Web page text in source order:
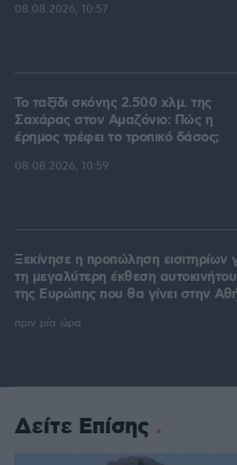
08.08.2026, 10:57
Το ταξίδι σκόνης 2.500 χλμ. της
Σαχάρας στον Αμαζόνιο: Πώς η
έρημος τρέφει το τροπικό δάσος;
08.08.2026, 10:59
Ξεκίνησε η προπώληση εισιτηρίων
τη μεγαλύτερη έκθεση αυτοκινήτου
της Ευρώπης που θα γίνει στην
πριν μία ώρα
Δείτε Επίσης